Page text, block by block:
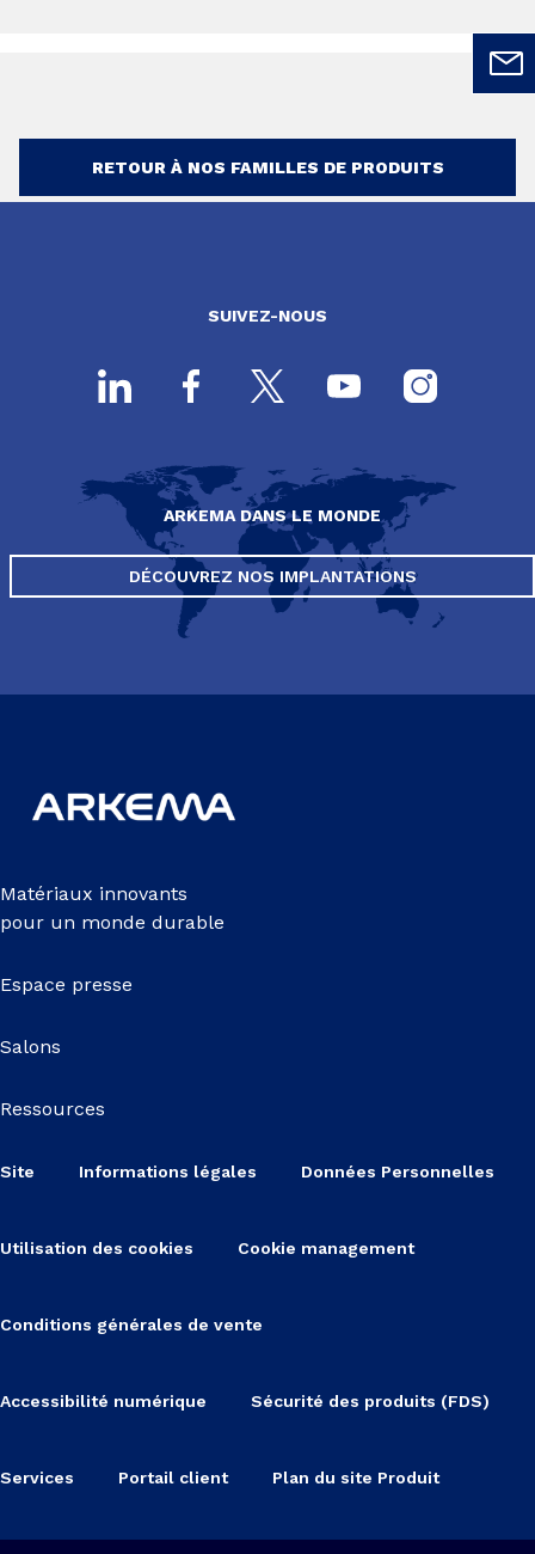
RETOUR À NOS FAMILLES DE PRODUITS
SUIVEZ-NOUS
ARKEMA DANS LE MONDE
DÉCOUVREZ NOS IMPLANTATIONS
Matériaux innovants
pour un monde durable
Espace presse
Salons
Ressources
Site Informations légales Données Personnelles
Utilisation des cookies Cookie management
Conditions générales de vente
Accessibilité numérique Sécurité des produits (FDS)
Services Portail client Plan du site Produit